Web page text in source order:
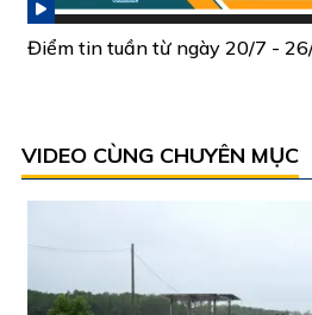
Điểm tin tuần từ ngày 20/7 -
VIDEO CÙNG CHUYÊN MỤC